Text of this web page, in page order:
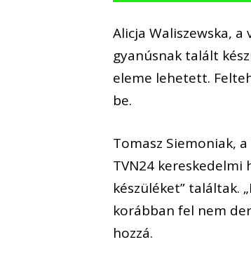
Alicja Waliszewska,
gyanúsnak talált
eleme lehetett.
be.
Tomasz Siemoniak,
TVN24
készüléket” találtak.
korábban fel nem
hozzá.